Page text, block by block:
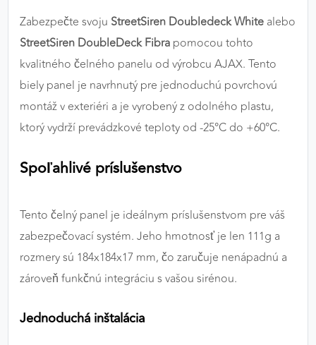
Zabezpečte svoju StreetSiren Doubledeck White alebo
StreetSiren DoubleDeck Fibra pomocou tohto
kvalitného čelného panelu od výrobcu AJAX. Tento
biely panel je navrhnutý pre jednoduchú povrchovú
montáž v exteriéri a je vyrobený z odolného plastu,
ktorý vydrží prevádzkové teploty od -25°C do +60°C.
Spoľahlivé príslušenstvo
Tento čelný panel je ideálnym príslušenstvom pre váš
zabezpečovací systém. Jeho hmotnosť je len 111g a
rozmery sú 184x184x17 mm, čo zaručuje nenápadnú a
zároveň funkčnú integráciu s vašou sirénou.
Jednoduchá inštalácia
Google Analytics
MARKETINGOVÉ COOKIES
správania používateľov naprieč webovými
našom webe aj v reklamných sieťach tretích strán.
Google Ads
Poskytovateľ: Google